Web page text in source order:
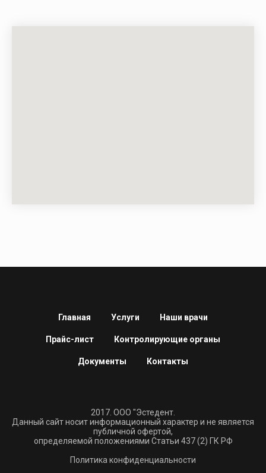
Главная Услуги Наши врачи
Прайс-лист Контролирующие органы
Документы Контакты
2017. ООО "Эстедент.
Данный сайт носит информационный характер и не является
публичной офертой,
определяемой положениями Статьи 437 (2) ГК РФ
Политика конфиденциальности